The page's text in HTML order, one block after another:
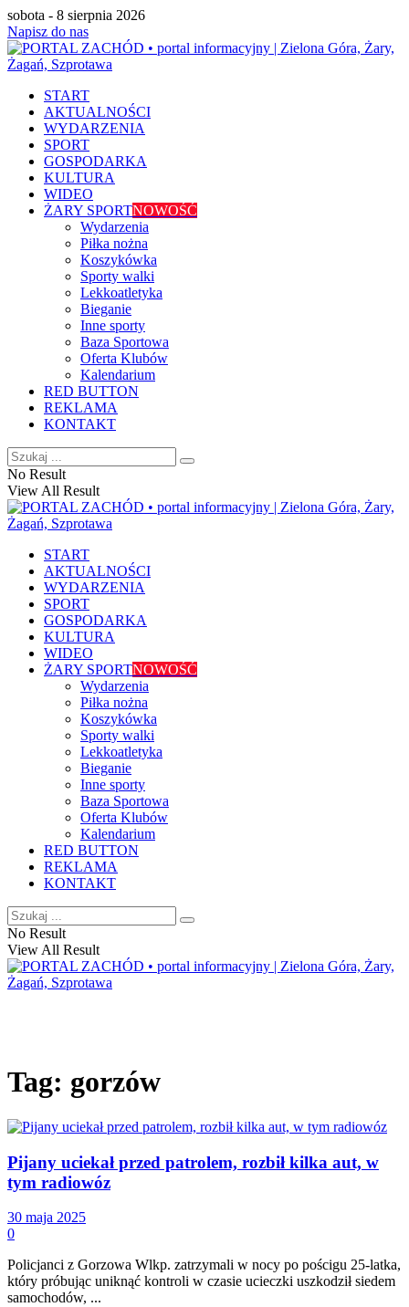
sobota - 8 sierpnia 2026
Napisz do nas
START
AKTUALNOŚCI
WYDARZENIA
SPORT
GOSPODARKA
KULTURA
WIDEO
ŻARY SPORTNOWOŚĆ
Wydarzenia
Piłka nożna
Koszykówka
Sporty walki
Lekkoatletyka
Bieganie
Inne sporty
Baza Sportowa
Oferta Klubów
Kalendarium
RED BUTTON
REKLAMA
KONTAKT
No Result
View All Result
START
AKTUALNOŚCI
WYDARZENIA
SPORT
GOSPODARKA
KULTURA
WIDEO
ŻARY SPORTNOWOŚĆ
Wydarzenia
Piłka nożna
Koszykówka
Sporty walki
Lekkoatletyka
Bieganie
Inne sporty
Baza Sportowa
Oferta Klubów
Kalendarium
RED BUTTON
REKLAMA
KONTAKT
No Result
View All Result
Tag: gorzów
Pijany uciekał przed patrolem, rozbił kilka aut, w
tym radiowóz
30 maja 2025
0
Policjanci z Gorzowa Wlkp. zatrzymali w nocy po pościgu 25-latka,
który próbując uniknąć kontroli w czasie ucieczki uszkodził siedem
samochodów, ...